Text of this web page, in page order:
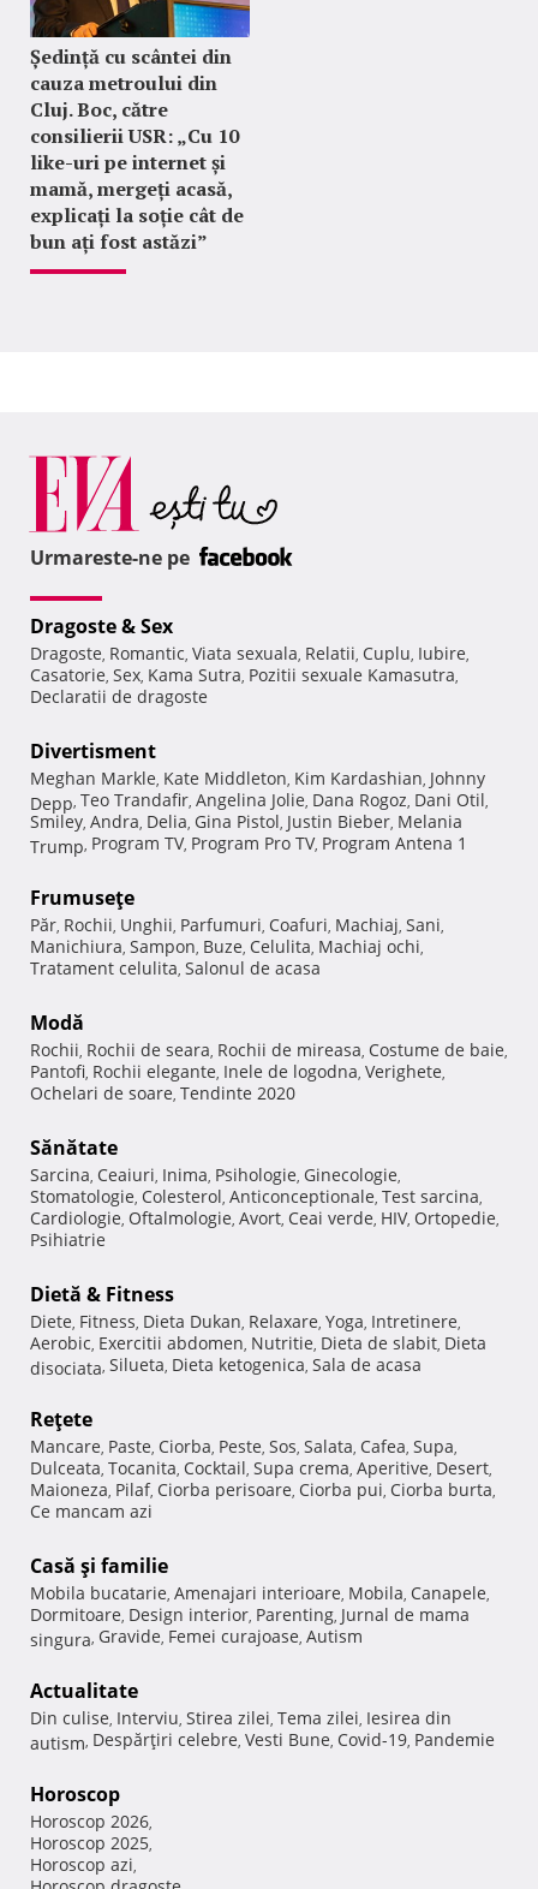
Ședință cu scântei din
cauza metroului din
Cluj. Boc, către
consilierii USR: „Cu 10
like-uri pe internet și
mamă, mergeți acasă,
explicați la soție cât de
bun ați fost astăzi”
Urmareste-ne pe
Dragoste & Sex
Dragoste, Romantic, Viata sexuala, Relatii, Cuplu, Iubire,
Casatorie, Sex, Kama Sutra, Pozitii sexuale Kamasutra,
Declaratii de dragoste
Divertisment
Meghan Markle, Kate Middleton, Kim Kardashian, Johnny
Depp, Teo Trandafir, Angelina Jolie, Dana Rogoz, Dani Otil,
Smiley, Andra, Delia, Gina Pistol, Justin Bieber, Melania
Trump, Program TV, Program Pro TV, Program Antena 1
Frumuseţe
Păr, Rochii, Unghii, Parfumuri, Coafuri, Machiaj, Sani,
Manichiura, Sampon, Buze, Celulita, Machiaj ochi,
Tratament celulita, Salonul de acasa
Modă
Rochii, Rochii de seara, Rochii de mireasa, Costume de baie,
Pantofi, Rochii elegante, Inele de logodna, Verighete,
Ochelari de soare, Tendinte 2020
Sănătate
Sarcina, Ceaiuri, Inima, Psihologie, Ginecologie,
Stomatologie, Colesterol, Anticonceptionale, Test sarcina,
Cardiologie, Oftalmologie, Avort, Ceai verde, HIV, Ortopedie,
Psihiatrie
Dietă & Fitness
Diete, Fitness, Dieta Dukan, Relaxare, Yoga, Intretinere,
Aerobic, Exercitii abdomen, Nutritie, Dieta de slabit, Dieta
disociata, Silueta, Dieta ketogenica, Sala de acasa
Reţete
Mancare, Paste, Ciorba, Peste, Sos, Salata, Cafea, Supa,
Dulceata, Tocanita, Cocktail, Supa crema, Aperitive, Desert,
Maioneza, Pilaf, Ciorba perisoare, Ciorba pui, Ciorba burta,
Ce mancam azi
Casă şi familie
Mobila bucatarie, Amenajari interioare, Mobila, Canapele,
Dormitoare, Design interior, Parenting, Jurnal de mama
singura, Gravide, Femei curajoase, Autism
Actualitate
Din culise, Interviu, Stirea zilei, Tema zilei, Iesirea din
autism, Despărţiri celebre, Vesti Bune, Covid-19, Pandemie
Horoscop
Horoscop 2026,
Horoscop 2025,
Horoscop azi,